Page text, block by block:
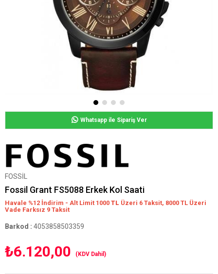
Whatsapp ile Sipariş Ver
FOSSİL
Fossil Grant FS5088 Erkek Kol Saati
Havale %12 İndirim - Alt Limit 1000 TL Üzeri 6 Taksit, 8000 TL Üzeri
Vade Farksız 9 Taksit
Barkod : 4053858503359
₺6.120,00 (KDV Dahil)